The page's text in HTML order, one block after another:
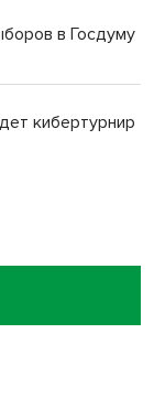
в Госдуму
кибертурнир